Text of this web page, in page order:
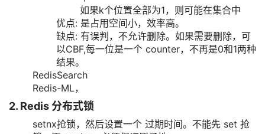
如果k个位置全部为1，则可能在集合中
优点: 是占用空间小，效率高。
缺点: 有误判，不允许删除。如果需要删除，可
以CBF,每一位是一个 counter，不再是0和1两种
结果。
RedisSearch
Redis-ML，
2. Redis 分布式锁
setnx抢锁，然后设置一个 过期时间。不能先 set 抢